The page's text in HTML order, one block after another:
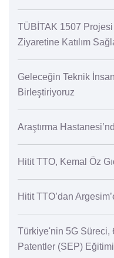
TÜBİTAK 1507
Ziyaretine Katılım
Geleceğin Teknik
Birleştiriyoruz
Araştırma
Hitit TTO, Kemal Öz
Hitit TTO’dan
Türkiye'nin 5G Süreci,
Patentler (SEP) Eğitimi